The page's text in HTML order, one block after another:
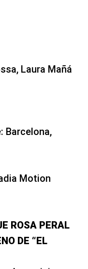
Laura Mañá
Barcelona,
Motion
ROSA PERAL
DE “EL